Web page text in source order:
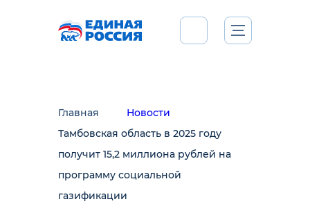
Главная
Новости
Тамбовская область в 2025 году
получит 15,2 миллиона рублей на
программу социальной
газификации